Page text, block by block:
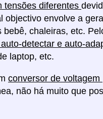
tensões diferentes
envolve a
chaleiras, etc.
detectar e auto-
laptop, etc.
conversor de voltagem
não há muito que